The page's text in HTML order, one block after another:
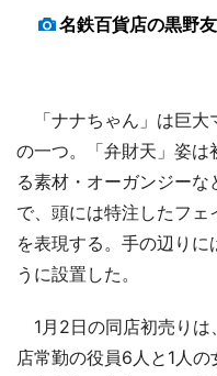
名鉄百貨店の黒野
「ナナちゃん」は巨大
の一つ。「弁財天」姿は
る素材・オーガンジー
で、頭には特注したフ
を表現する。手の辺り
うに設置した。
1月2日の同店初売りは
店常勤の役員6人と1人の